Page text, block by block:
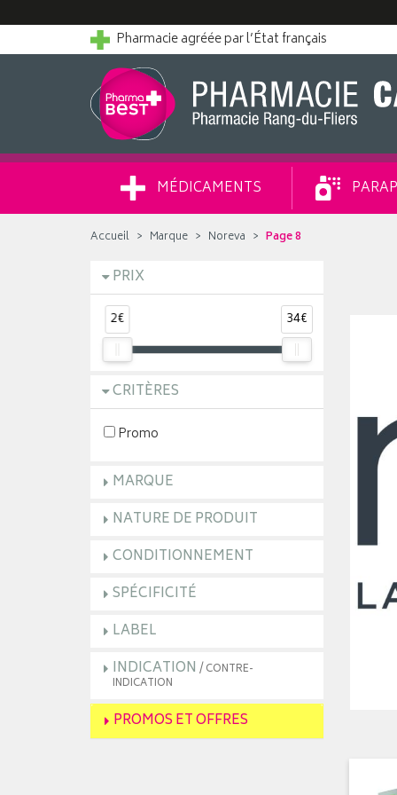
Pharmacie agréée par l’État français
MÉDICAMENTS
Accueil Marque Noreva Page 8
PRIX
2€ 34€
CRITÈRES
Promo
MARQUE
NATURE DE PRODUIT
CONDITIONNEMENT
SPÉCIFICITÉ
LABEL
INDICATION / CONTRE-
INDICATION
PROMOS ET OFFRES